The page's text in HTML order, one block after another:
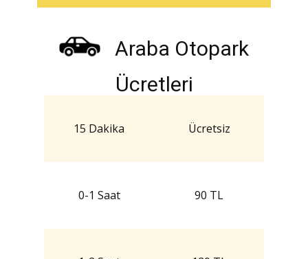
Araba Otopark
Ücretleri
15 Dakika Ücretsiz
0-1 Saat 90 TL